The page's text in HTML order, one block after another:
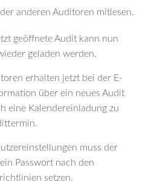
anderen Auditoren mitlesen.
geöffnete Audit kann nun
geladen werden.
erhalten jetzt bei der E-
über ein neues Audit
eine Kalendereinladung zu
muss der
Passwort nach den
setzen.